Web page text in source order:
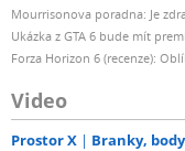
Mourrisonova poradna: Je
Ukázka z GTA 6 bude mít
Forza Horizon 6 (recenze):
Video
Prostor X Branky,